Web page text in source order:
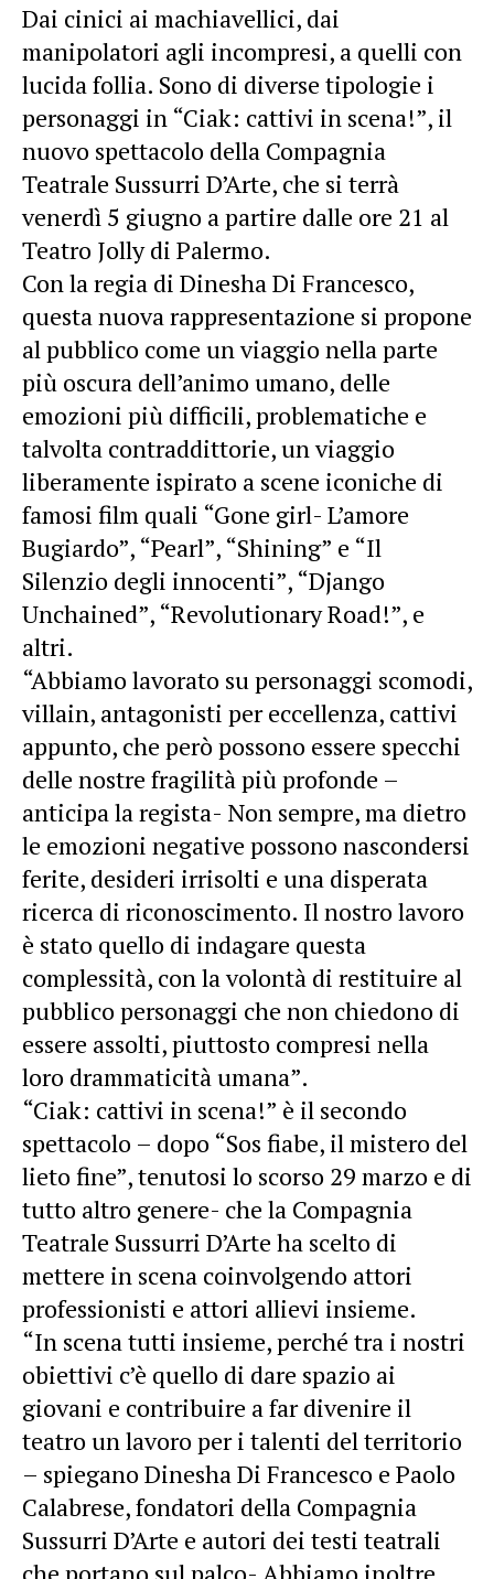
Dai cinici ai machiavellici, dai
manipolatori agli incompresi, a quelli con
lucida follia. Sono di diverse tipologie i
personaggi in “Ciak: cattivi in scena!”, il
nuovo spettacolo della Compagnia
Teatrale Sussurri D’Arte, che si terrà
venerdì 5 giugno a partire dalle ore 21 al
Teatro Jolly di Palermo.
Con la regia di Dinesha Di Francesco,
questa nuova rappresentazione si propone
al pubblico come un viaggio nella parte
più oscura dell’animo umano, delle
emozioni più difficili, problematiche e
talvolta contraddittorie, un viaggio
liberamente ispirato a scene iconiche di
famosi film quali “Gone girl- L’amore
Bugiardo”, “Pearl”, “Shining” e “Il
Silenzio degli innocenti”, “Django
Unchained”, “Revolutionary Road!”, e
altri.
“Abbiamo lavorato su personaggi scomodi,
villain, antagonisti per eccellenza, cattivi
appunto, che però possono essere specchi
delle nostre fragilità più profonde –
anticipa la regista- Non sempre, ma dietro
le emozioni negative possono nascondersi
ferite, desideri irrisolti e una disperata
ricerca di riconoscimento. Il nostro lavoro
è stato quello di indagare questa
complessità, con la volontà di restituire al
pubblico personaggi che non chiedono di
essere assolti, piuttosto compresi nella
loro drammaticità umana”.
“Ciak: cattivi in scena!” è il secondo
spettacolo – dopo “Sos fiabe, il mistero del
lieto fine”, tenutosi lo scorso 29 marzo e di
tutto altro genere- che la Compagnia
Teatrale Sussurri D’Arte ha scelto di
mettere in scena coinvolgendo attori
professionisti e attori allievi insieme.
“In scena tutti insieme, perché tra i nostri
obiettivi c’è quello di dare spazio ai
giovani e contribuire a far divenire il
teatro un lavoro per i talenti del territorio
– spiegano Dinesha Di Francesco e Paolo
Calabrese, fondatori della Compagnia
Sussurri D’Arte e autori dei testi teatrali